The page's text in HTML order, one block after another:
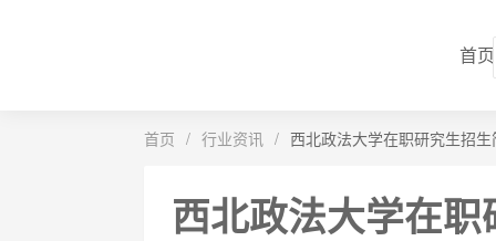
首页
首页 / 行业资讯 / 西北政法大学在职研究生招
西北政法大学在